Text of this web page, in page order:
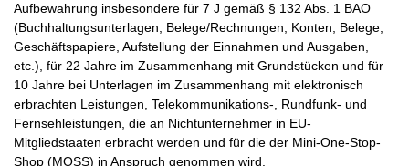
Aufbewahrung insbesondere für 7 J gemäß § 132 Abs. 1 BAO
(Buchhaltungsunterlagen, Belege/Rechnungen, Konten, Belege,
Geschäftspapiere, Aufstellung der Einnahmen und Ausgaben,
etc.), für 22 Jahre im Zusammenhang mit Grundstücken und für
10 Jahre bei Unterlagen im Zusammenhang mit elektronisch
erbrachten Leistungen, Telekommunikations-, Rundfunk- und
Fernsehleistungen, die an Nichtunternehmer in EU-
Mitgliedstaaten erbracht werden und für die der Mini-One-Stop-
Shop (MOSS) in Anspruch genommen wird.